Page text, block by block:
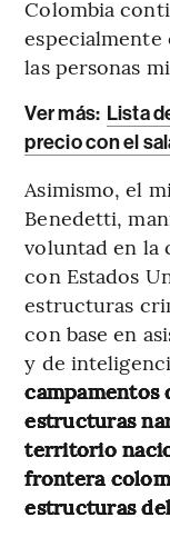
Colombia
especialmente
las personas
Ver más: Lista
precio con el
Asimismo, el
Benedetti,
voluntad en la
con Estados
estructuras
con base en
y de
campamentos
estructuras
territorio
frontera
estructuras